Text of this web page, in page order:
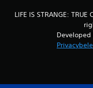
LIFE IS STRANGE:
Developed